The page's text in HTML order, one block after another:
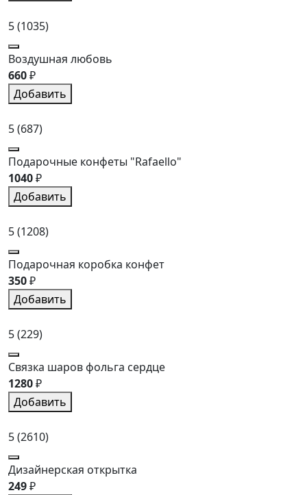
5(1035)
Воздушная любовь
660₽
Добавить
5(687)
Подарочные конфеты "Rafaello"
1040₽
Добавить
5(1208)
Подарочная коробка конфет
350₽
Добавить
5(229)
Связка шаров фольга сердце
1280₽
Добавить
5(2610)
Дизайнерская открытка
249₽